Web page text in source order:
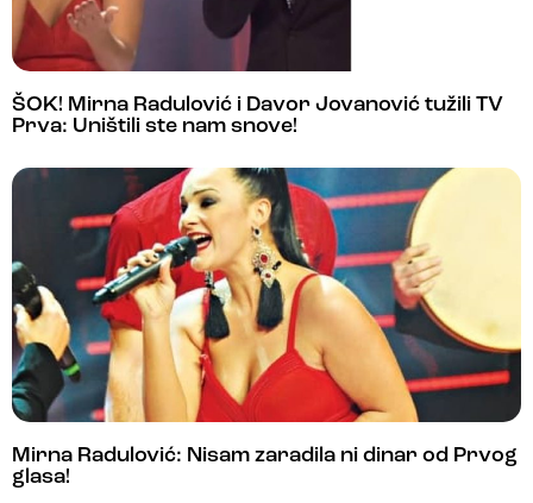
ŠOK! Mirna Radulović i Davor Jovanović tužili TV
Prva: Uništili ste nam snove!
Mirna Radulović: Nisam zaradila ni dinar od Prvog
glasa!